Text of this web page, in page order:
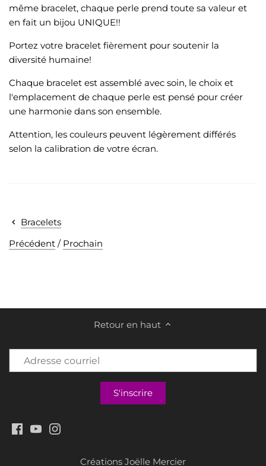
même bracelet, chaque perle prend toute sa valeur et
en fait un bijou UNIQUE!!
Portez votre bracelet fièrement pour soutenir la
diversité humaine!
Chaque bracelet est assemblé avec soin, le choix et
l'emplacement de chaque perle est pensé pour créer
une harmonie dans son ensemble.
Attention, les couleurs peuvent légèrement différés
selon la calibration de votre écran.
Bracelets
Précédent / Prochain
Retour en haut
Créations Joëlle Mercier